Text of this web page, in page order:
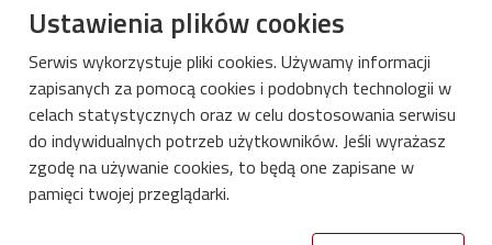
Ustawienia plików cookies
Serwis wykorzystuje pliki cookies. Używamy informacji
zapisanych za pomocą cookies i podobnych technologii w
celach statystycznych oraz w celu dostosowania serwisu
do indywidualnych potrzeb użytkowników. Jeśli wyrażasz
zgodę na używanie cookies, to będą one zapisane w
pamięci twojej przeglądarki.